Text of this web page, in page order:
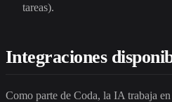
tareas).
Integraciones
Como parte de Coda, la IA trabaja